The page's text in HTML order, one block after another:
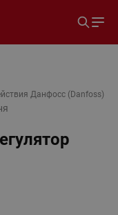
Данфосс (Danfoss)